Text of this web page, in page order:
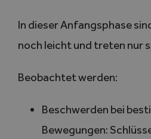
In dieser Anfangsphase
noch leicht und treten nur
Beobachtet werden:
Beschwerden bei
Bewegungen: